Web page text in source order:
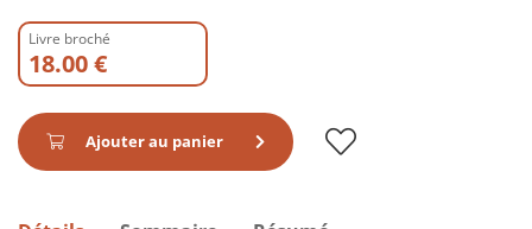
Livre broché
18.00 €
Ajouter au panier